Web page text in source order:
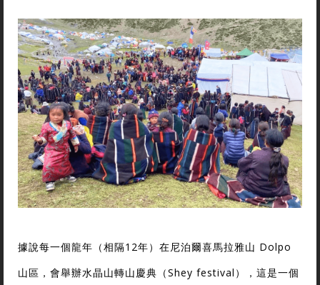
據說每一個龍年（相隔12年）在尼泊爾喜馬拉雅山 Dolpo
山區，會舉辦水晶山轉山慶典（Shey festival），這是一個